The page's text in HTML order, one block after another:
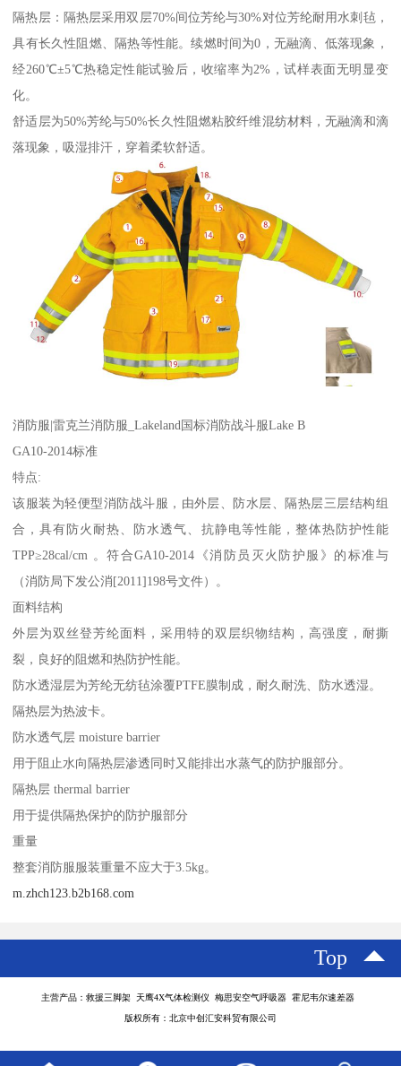
隔热层：隔热层采用双层70%间位芳纶与30%对位芳纶耐用水刺毡，
具有长久性阻燃、隔热等性能。续燃时间为0，无融滴、低落现象，
经260℃±5℃热稳定性能试验后，收缩率为2%，试样表面无明显变
化。
舒适层为50%芳纶与50%长久性阻燃粘胶纤维混纺材料，无融滴和滴
落现象，吸湿排汗，穿着柔软舒适。
消防服|雷克兰消防服_Lakeland国标消防战斗服Lake B
GA10-2014标准
特点:
该服装为轻便型消防战斗服，由外层、防水层、隔热层三层结构组
合，具有防火耐热、防水透气、抗静电等性能，整体热防护性能
TPP≥28cal/cm 。符合GA10-2014《消防员灭火防护服》的标准与
（消防局下发公消[2011]198号文件）。
面料结构
外层为双丝登芳纶面料，采用特的双层织物结构，高强度，耐撕
裂，良好的阻燃和热防护性能。
防水透湿层为芳纶无纺毡涂覆PTFE膜制成，耐久耐洗、防水透湿。
隔热层为热波卡。
防水透气层 moisture barrier
用于阻止水向隔热层渗透同时又能排出水蒸气的防护服部分。
隔热层 thermal barrier
用于提供隔热保护的防护服部分
重量
整套消防服服装重量不应大于3.5kg。
m.zhch123.b2b168.com
Top
主营产品：救援三脚架 天鹰4X气体检测仪 梅思安空气呼吸器 霍尼韦尔速差器
版权所有：北京中创汇安科贸有限公司